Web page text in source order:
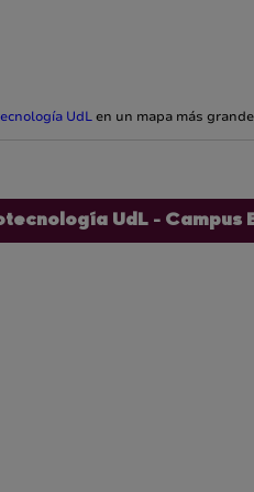
UdLen un mapa más
UdL - Campus